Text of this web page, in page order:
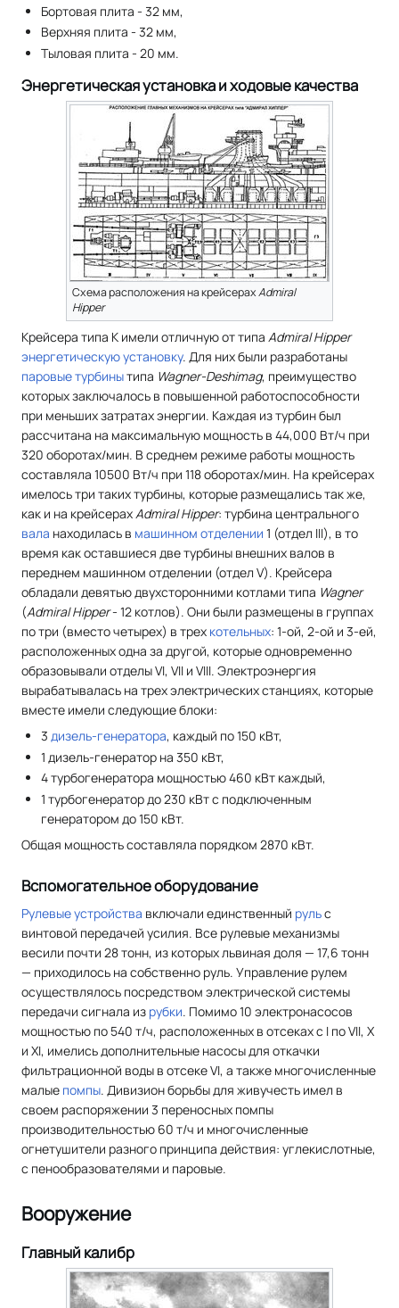
Бортовая плита - 32 мм,
Верхняя плита - 32 мм,
Тыловая плита - 20 мм.
Энергетическая установка и ходовые качества
Схема расположения на крейсерахAdmiral
Hipper
Крейсера типа K имели отличную от типа Admiral Hipper
энергетическую установку. Для них были разработаны
паровые турбинытипа Wagner-Deshimag, преимущество
которых заключалось в повышенной работоспособности
при меньших затратах энергии. Каждая из турбин был
рассчитана на максимальную мощность в 44,000 Вт/ч при
320 оборотах/мин. В среднем режиме работы мощность
составляла 10500 Вт/ч при 118 оборотах/мин. На крейсерах
имелось три таких турбины, которые размещались так же,
как и на крейсерахAdmiral Hipper: турбина центрального
вала находилась в машинном отделении 1 (отдел III), в то
время как оставшиеся две турбины внешних валов в
переднем машинном отделении (отдел V). Крейсера
обладали девятью двухсторонними котлами типа Wagner
(Admiral Hipper- 12 котлов). Они были размещены в группах
по три (вместо четырех) в трех котельных: 1-ой, 2-ой и 3-ей,
расположенных одна за другой, которые одновременно
образовывали отделы VI, VII и VIII. Электроэнергия
вырабатывалась на трех электрических станциях, которые
вместе имели следующие блоки:
3дизель-генератора, каждый по 150 кВт,
1 дизель-генератор на 350 кВт,
4 турбогенератора мощностью 460 кВт каждый,
1 турбогенератор до 230 кВт с подключенным
генератором до 150 кВт.
Общая мощность составляла порядком 2870 кВт.
Вспомогательное оборудование
Рулевые устройства включали единственный рульс
винтовой передачей усилия. Все рулевые механизмы
весили почти 28 тонн, из которых львиная доля — 17,6 тонн
— приходилось на собственно руль. Управление рулем
осуществлялось посредством электрической системы
передачи сигнала из рубки. Помимо 10 электронасосов
мощностью по 540 т/ч, расположенных в отсеках с I по VII, X
и XI, имелись дополнительные насосы для откачки
фильтрационной воды в отсеке VI, а также многочисленные
малые помпы. Дивизион борьбы для живучесть имел в
своем распоряжении 3 переносных помпы
производительностью 60 т/ч и многочисленные
огнетушители разного принципа действия: углекислотные,
с пенообразователями и паровые.
Вооружение
Главный калибр